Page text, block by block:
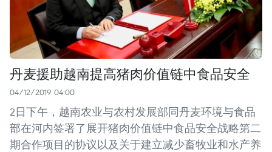
丹麦援助越南提高猪肉价值链中食品安全
04/12/2019 04:00
2日下午，越南农业与农村发展部同丹麦环境与食品
部在河内签署了展开猪肉价值链中食品安全战略第二
期合作项目的协议以及关于建立减少畜牧业和水产养